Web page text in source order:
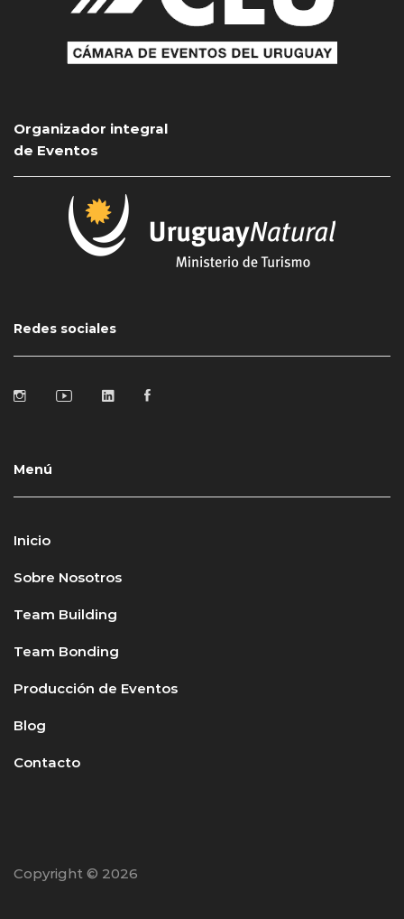
Organizador integral
de Eventos
Redes sociales
Menú
Inicio
Sobre Nosotros
Team Building
Team Bonding
Producción de Eventos
Blog
Contacto
Copyright © 2026